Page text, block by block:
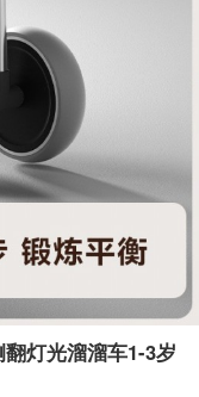
灯光溜溜车1-3岁